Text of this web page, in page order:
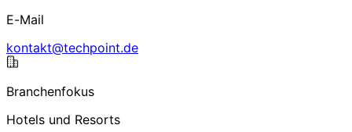
E-Mail
ed.tniophcet@tkatnok
Branchenfokus
Hotels und Resorts